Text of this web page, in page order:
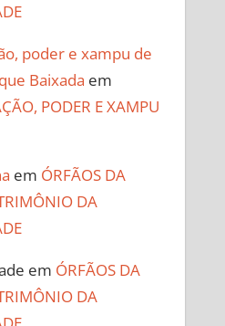
poder e xampu de
Baixada em
PODER E XAMPU
em ÓRFÃOS DA
DA
em ÓRFÃOS DA
DA